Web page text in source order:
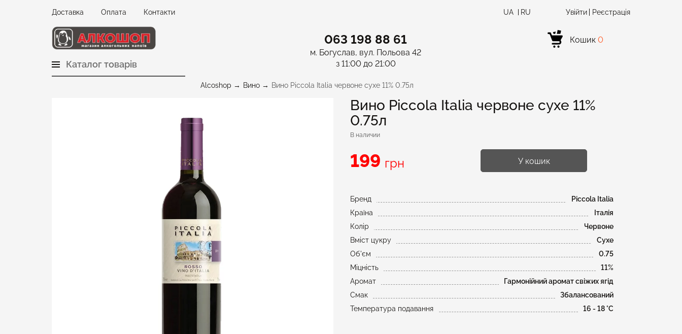
Доставка Оплата Контакти UA RU Реєстрація
Увійти
063 198 88 61 Кошик 0
м. Богуслав, вул. Польова 42
з 11:00 до 21:00
Каталог товарів
Alcoshop Вино Вино Piccola Italia червоне сухе 11% 0.75л
Вино Piccola Italia червоне сухе 11%
0.75л
В наличии
199 грн У кошик
Бренд
Piccola Italia
Країна
Італія
Колір
Червоне
Вміст цукру
Сухе
Об'єм
0.75
Міцність
11%
Аромат
Гармонійний аромат свіжих ягід
Смак
Збалансований
Температура подавання
16 - 18 °C